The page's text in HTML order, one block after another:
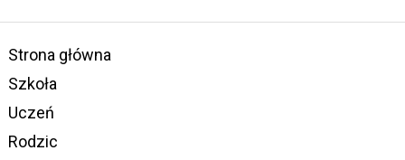
Strona główna
Szkoła
Uczeń
Rodzic